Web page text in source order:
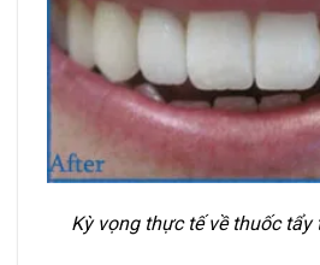
Kỳ vọng thực tế về thuốc tẩy